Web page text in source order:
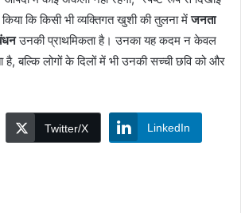
किया कि किसी भी व्यक्तिगत खुशी की तुलना मेंजनता
उनकी प्राथमिकता है। उनका यह कदम न केवल
है, बल्कि लोगों के दिलों में भी उनकी सच्ची छवि को और
Twitter/X LinkedIn